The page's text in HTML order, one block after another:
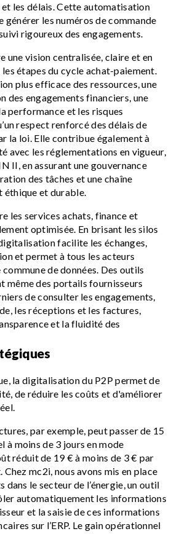
et les délais. Cette automatisation
générer les numéros de commande
rigoureux des engagements.
une vision centralisée, claire et en
étapes du cycle achat-paiement.
plus efficace des ressources, une
des engagements financiers, une
performance et les risques
respect renforcé des délais de
la loi. Elle contribue également à
avec les réglementations en vigueur,
II, en assurant une gouvernance
des tâches et une chaîne
éthique et durable.
les services achats, finance et
optimisée. En brisant les silos
facilite les échanges,
et permet à tous les acteurs
commune de données. Des outils
même des portails fournisseurs
de consulter les engagements,
les réceptions et les factures,
et la fluidité des
la digitalisation du P2P permet de
de réduire les coûts et d'améliorer
par exemple, peut passer de 15
à moins de 3 jours en mode
réduit de 19 € à moins de 3 € par
mc2i, nous avons mis en place
dans le secteur de l’énergie, un outil
automatiquement les informations
et la saisie de ces informations
sur l’ERP. Le gain opérationnel